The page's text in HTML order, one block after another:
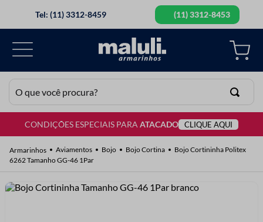
Tel: (11) 3312-8459 (11) 3312-8453
O que você procura?
CONDIÇÕES ESPECIAIS PARAATACADO CLIQUE AQUI
Aviamentos Bojo Bojo Cortina
Bojo Cortininha Politex
6262 Tamanho GG-46 1Par
TERMOS MAIS BUSCADOS
2º
barbante
3º
botão